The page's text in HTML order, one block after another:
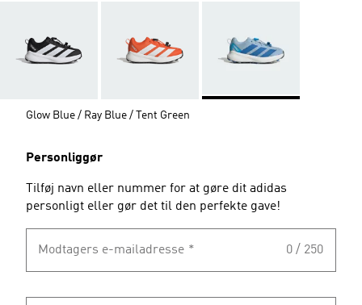
Glow Blue / Ray Blue / Tent Green
Personliggør
Tilføj navn eller nummer for at gøre dit adidas
personligt eller gør det til den perfekte gave!
Modtagers e-mailadresse * 0 / 250